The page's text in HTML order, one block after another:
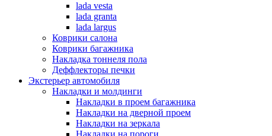
lada vesta
lada granta
lada largus
Коврики салона
Коврики багажника
Накладка тоннеля пола
Деффлекторы печки
Экстерьер автомобиля
Накладки и молдинги
Накладки в проем багажника
Накладки на дверной проем
Накладки на зеркала
Накладки на пороги